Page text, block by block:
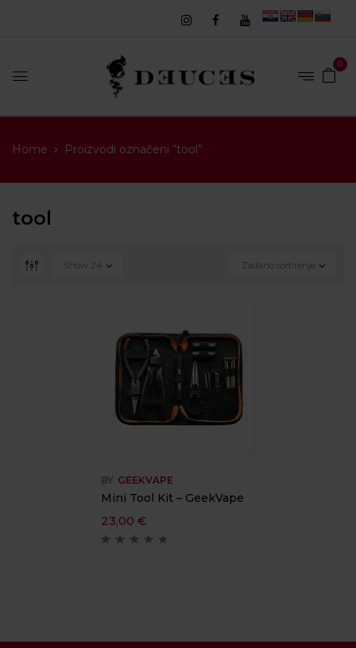
0
Home Proizvodi označeni “tool”
tool
Zadano sortiranje
Show 24
BY GEEKVAPE
Mini Tool Kit – GeekVape
23,00 €